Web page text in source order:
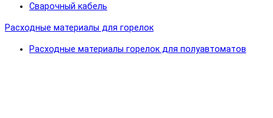
Сварочный кабель
Расходные материалы для горелок
Расходные материалы горелок для полуавтоматов